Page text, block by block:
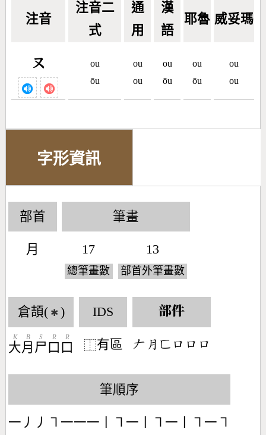
注音
注音二
式
通
用
漢
語
耶魯 威妥瑪
ㄡ
ou
ōu
ou
ou
ou
ōu
ou
ōu
ou
ou
字形資訊
部首
月
筆畫
17
總筆畫數
13
部首外筆畫數
倉頡( ✱ )
大
K
月
B
尸
S
口
R
口
R
IDS
⿰有區
部件
󶀖󶃭󶀜󶁶󶁶󶁶
筆順序
一丿丿㇕一一一丨㇕一丨㇕一丨㇕一㇕